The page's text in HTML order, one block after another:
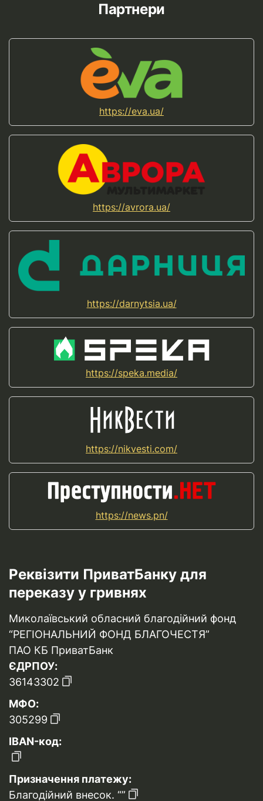
Партнери
https://eva.ua/
https://avrora.ua/
https://darnytsia.ua/
https://speka.media/
https://nikvesti.com/
https://news.pn/
Реквізити ПриватБанку для
переказу у гривнях
Миколаївський обласний благодійний фонд
“РЕГІОНАЛЬНИЙ ФОНД БЛАГОЧЕСТЯ”
ПАО КБ ПриватБанк
ЄДРПОУ:
36143302
МФО:
305299
IBAN-код:
Призначення платежу:
Благодійний внесок. “”